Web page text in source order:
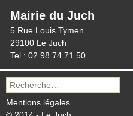
Mairie du Juch
5 Rue Louis Tymen
29100 Le Juch
Tel : 02 98 74 71 50
Recherche
pour :
Mentions légales